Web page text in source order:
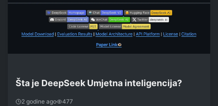
Šta je DeepSeek Umjetna inteligencija?
2 godine ago 477